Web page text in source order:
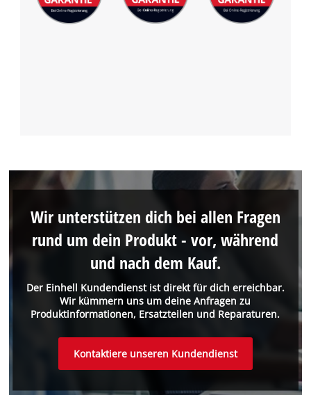
Der Einhell Kundendienst ist direkt für dich erreichbar.
Wir kümmern uns um deine Anfragen zu
Produktinformationen, Ersatzteilen und Reparaturen.
Wir unterstützen dich bei allen Fragen
rund um dein Produkt - vor, während
und nach dem Kauf.
Kontaktiere unseren Kundendienst